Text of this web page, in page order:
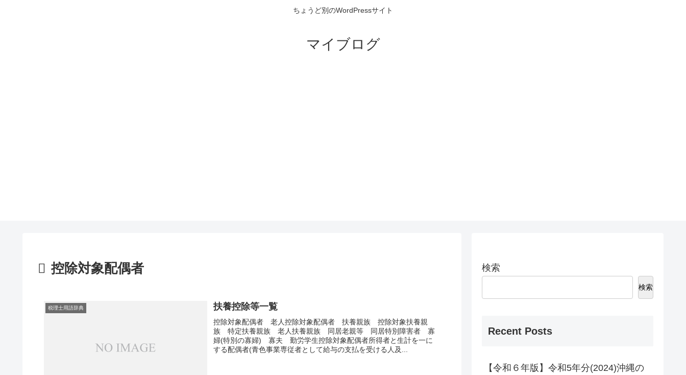
ちょうど別のWordPressサイト
マイブログ
控除対象配偶者
税理士用語辞典 扶養控除等一覧
控除対象配偶者 老人控除対象配偶者 扶養親族 控除対象扶養親
族 特定扶養親族 老人扶養親族 同居老親等 同居特別障害者 寡
婦(特別の寡婦) 寡夫 勤労学生控除対象配偶者所得者と生計を一に
する配偶者(青色事業専従者として給与の支払を受ける人及...
検索
検索
Recent Posts
【令和６年版】令和5年分(2024)沖縄の